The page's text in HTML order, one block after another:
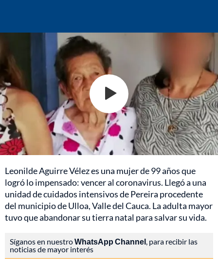
Leonilde Aguirre Vélez es una mujer de 99 años que
logró lo impensado: vencer al coronavirus. Llegó a una
unidad de cuidados intensivos de Pereira procedente
del municipio de Ulloa, Valle del Cauca. La adulta mayor
tuvo que abandonar su tierra natal para salvar su vida.
Síganos en nuestroWhatsApp Channel , para recibir las
noticias de mayor interés